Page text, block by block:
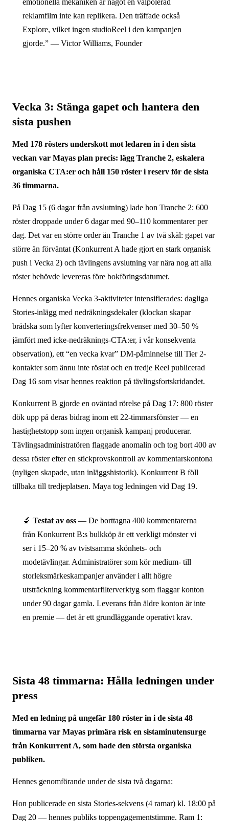
reklamfilm inte kan replikera. Den träffade också
Explore, vilket ingen studio­Reel i den kampanjen
gjorde.” — Victor Williams, Founder
Vecka 3: Stänga gapet och hantera den
sista pushen
Med 178 rösters underskott mot ledaren in i den sista
veckan var Mayas plan precis: lägg Tranche 2, eskalera
organiska CTA:er och håll 150 röster i reserv för de sista
36 timmarna.
På Dag 15 (6 dagar från avslutning) lade hon Tranche 2: 600
röster droppade under 6 dagar med 90–110 kommentarer per
dag. Det var en större order än Tranche 1 av två skäl: gapet var
större än förväntat (Konkurrent A hade gjort en stark organisk
push i Vecka 2) och tävlingens avslutning var nära nog att alla
röster behövde levereras före bokförings­datumet.
Hennes organiska Vecka 3-aktiviteter intensifierades: dagliga
Stories-inlägg med nedräknings­dekaler (klockan skapar
brådska som lyfter konverteringsfrekvenser med 30–50 %
jämfört med icke-nedräknings-CTA:er, i vår konsekventa
observation), ett “en vecka kvar” DM-påminnelse till Tier 2-
kontakter som ännu inte röstat och en tredje Reel publicerad
Dag 16 som visar hennes reaktion på tävlings­fortskridandet.
Konkurrent B gjorde en oväntad rörelse på Dag 17: 800 röster
dök upp på deras bidrag inom ett 22-timmars­fönster — en
hastighets­topp som ingen organisk kampanj producerar.
Tävlings­administratören flaggade anomalin och tog bort 400 av
dessa röster efter en stickprovskontroll av kommentars­kontona
(nyligen skapade, utan inläggshistorik). Konkurrent B föll
tillbaka till tredjeplatsen. Maya tog ledningen vid Dag 19.
🔬 Testat av oss — De borttagna 400 kommentarerna
från Konkurrent B:s bulkköp är ett verkligt mönster vi
ser i 15–20 % av tvistsamma skönhets- och
modetävlingar. Administratörer som kör medium- till
storleks­märkes­kampanjer använder i allt högre
utsträckning kommentarfilter­verktyg som flaggar konton
under 90 dagar gamla. Leverans från äldre konton är inte
en premie — det är ett grundläggande operativt krav.
Sista 48 timmarna: Hålla ledningen under
press
Med en ledning på ungefär 180 röster in i de sista 48
timmarna var Mayas primära risk en sista­minuten­surge
från Konkurrent A, som hade den största organiska
publiken.
Hennes genomförande under de sista två dagarna:
Hon publicerade en sista Stories-sekvens (4 ramar) kl. 18:00 på
Dag 20 — hennes publiks topp­engagements­timme. Ram 1: